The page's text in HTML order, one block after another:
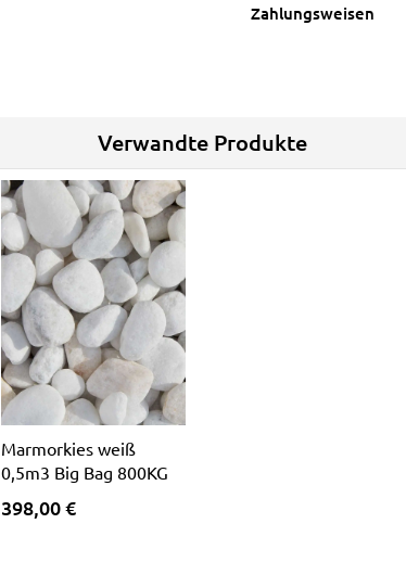
Zahlungsweisen
Verwandte Produkte
Marmorkies weiß
0,5m3 Big Bag 800KG
398,00 €